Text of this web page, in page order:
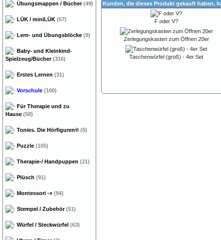
Kunden, die dieses Produkt gekauft haben,
F oder V?
Zerlegungskasten zum Öffnen 20er
Taschenwürfel (groß) - 4er Set
Übungsmappen / Bücher(49)
LÜK / miniLÜK (67)
Lern- und Übungsblöcke (9)
Baby- und Kleinkind-
Spielzeug/Bücher(316)
Erstes Lernen (31)
Vorschule (100)
Für Therapie und zu
Hause (58)
Tonies. Die Hörfiguren® (5)
Puzzle (105)
Therapie-/ Handpuppen (21)
Plüsch (91)
Montessori -» (94)
Stempel / Zubehör(51)
Würfel / Steckwürfel (63)